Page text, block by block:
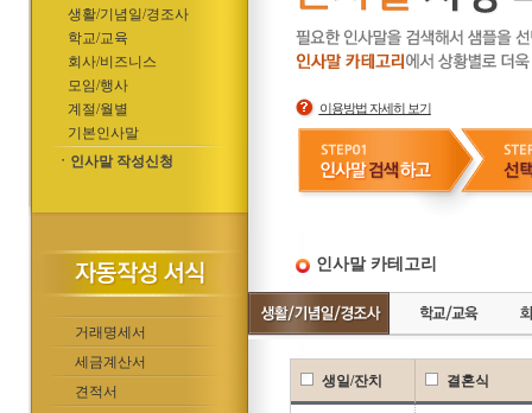
생활/기념일/경조사
학교/교육
회사/비즈니스
모임/행사
계절/월별
기본인사말
ㆍ인사말 작성신청
거래명세서
세금계산서
견적서
이용방법 자세히 보기
인사말 카테고리
생일/잔치 결혼식